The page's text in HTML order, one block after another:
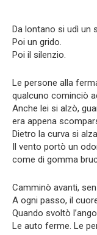
Da lontano si udì un
Poi un grido.
Poi il silenzio.
Le persone alla
qualcuno cominciò
Anche lei si alzò,
era appena
Dietro la curva si
Il vento portò un
come di gomma
Camminò avanti,
A ogni passo, il
Quando svoltò
Le auto ferme. Le